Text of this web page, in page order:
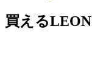
買えるLEON